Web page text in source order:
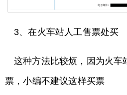
3、在火车站人工售票处买
这种方法比较烦，因为火车
票，小编不建议这样买票